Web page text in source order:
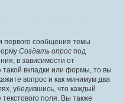
первого сообщения темы
Создать опрос под
в зависимости от
такой вкладки или формы, то вы
вопрос и как минимум два
убедившись, что каждый
поля. Вы также